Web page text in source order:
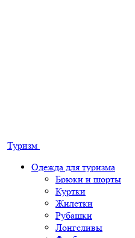
Туризм
Одежда для туризма
Брюки и шорты
Куртки
Жилетки
Рубашки
Лонгсливы